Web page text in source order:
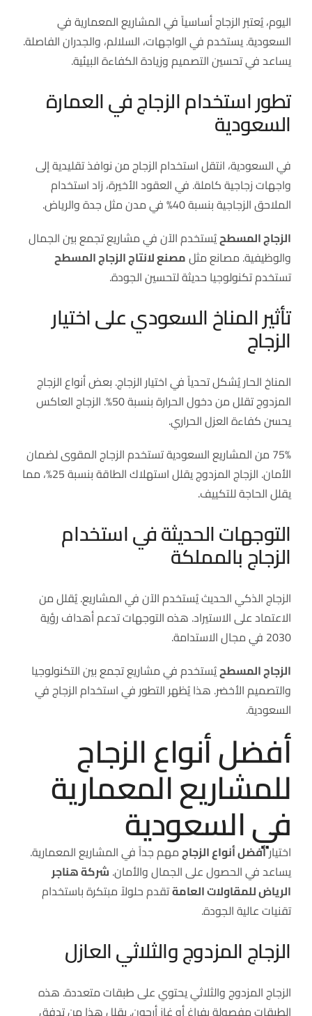
اليوم، يُعتبر الزجاج أساسياً في المشاريع المعمارية في
السعودية. يستخدم في الواجهات، السلالم، والجدران الفاصلة.
يساعد في تحسين التصميم وزيادة الكفاءة البيئية.
تطور استخدام الزجاج في العمارة
السعودية
في السعودية، انتقل استخدام الزجاج من نوافذ تقليدية إلى
واجهات زجاجية كاملة. في العقود الأخيرة، زاد استخدام
الملاحق الزجاجية بنسبة 40% في مدن مثل جدة والرياض.
الزجاج المسطحيُستخدم الآن في مشاريع تجمع بين الجمال
والوظيفية. مصانع مثلمصنع لانتاج الزجاج المسطح
تستخدم تكنولوجيا حديثة لتحسين الجودة.
تأثير المناخ السعودي على اختيار
الزجاج
المناخ الحار يُشكل تحدياً في اختيار الزجاج. بعض أنواع الزجاج
المزدوج تقلل من دخول الحرارة بنسبة 50%. الزجاج العاكس
يحسن كفاءة العزل الحراري.
75% من المشاريع السعودية تستخدم الزجاج المقوى لضمان
الأمان. الزجاج المزدوج يقلل استهلاك الطاقة بنسبة 25%، مما
يقلل الحاجة للتكييف.
التوجهات الحديثة في استخدام
الزجاج بالمملكة
الزجاج الذكي الحديث يُستخدم الآن في المشاريع. يُقلل من
الاعتماد على الاستيراد. هذه التوجهات تدعم أهداف رؤية
2030 في مجال الاستدامة.
الزجاج المسطحيُستخدم في مشاريع تجمع بين التكنولوجيا
والتصميم الأخضر. هذا يُظهر التطور في استخدام الزجاج في
السعودية.
أفضل أنواع الزجاج
للمشاريع المعمارية
في السعودية
اختيارأفضل أنواع الزجاجمهم جداً في المشاريع المعمارية.
يساعد في الحصول على الجمال والأمان. شركة هناجر
الرياض للمقاولات العامةتقدم حلولاً مبتكرة باستخدام
تقنيات عالية الجودة.
الزجاج المزدوج والثلاثي العازل
الزجاج المزدوج والثلاثي يحتوي على طبقات متعددة. هذه